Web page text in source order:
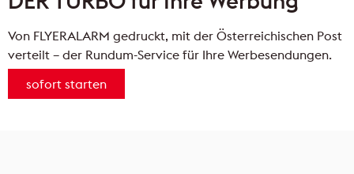
Druckprodukte
So geht's
Vorteile
Von FLYERALARM gedruckt, mit der Österreichischen Post
verteilt – der Rundum-Service für Ihre Werbesendungen.
sofort starten